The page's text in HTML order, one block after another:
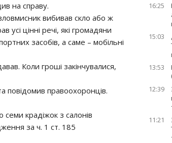
на справу.
вибивав скло або ж
усі цінні речі, які громадяни
засобів, а саме – мобільні
Коли гроші закінчувалися,
повідомив правоохоронців.
крадіжок з салонів
за ч. 1 ст. 185
16:25
15:03
13:53
12:39
11:21